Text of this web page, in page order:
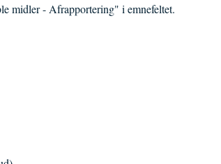
midler - Afrapportering" i emnefeltet.